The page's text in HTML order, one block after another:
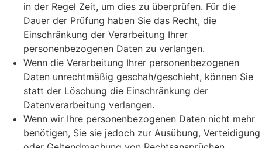
in der Regel Zeit, um dies zu überprüfen. Für die
Dauer der Prüfung haben Sie das Recht, die
Einschränkung der Verarbeitung Ihrer
personenbezogenen Daten zu verlangen.
Wenn die Verarbeitung Ihrer personenbezogenen
Daten unrechtmäßig geschah/geschieht, können Sie
statt der Löschung die Einschränkung der
Datenverarbeitung verlangen.
Wenn wir Ihre personenbezogenen Daten nicht mehr
benötigen, Sie sie jedoch zur Ausübung, Verteidigung